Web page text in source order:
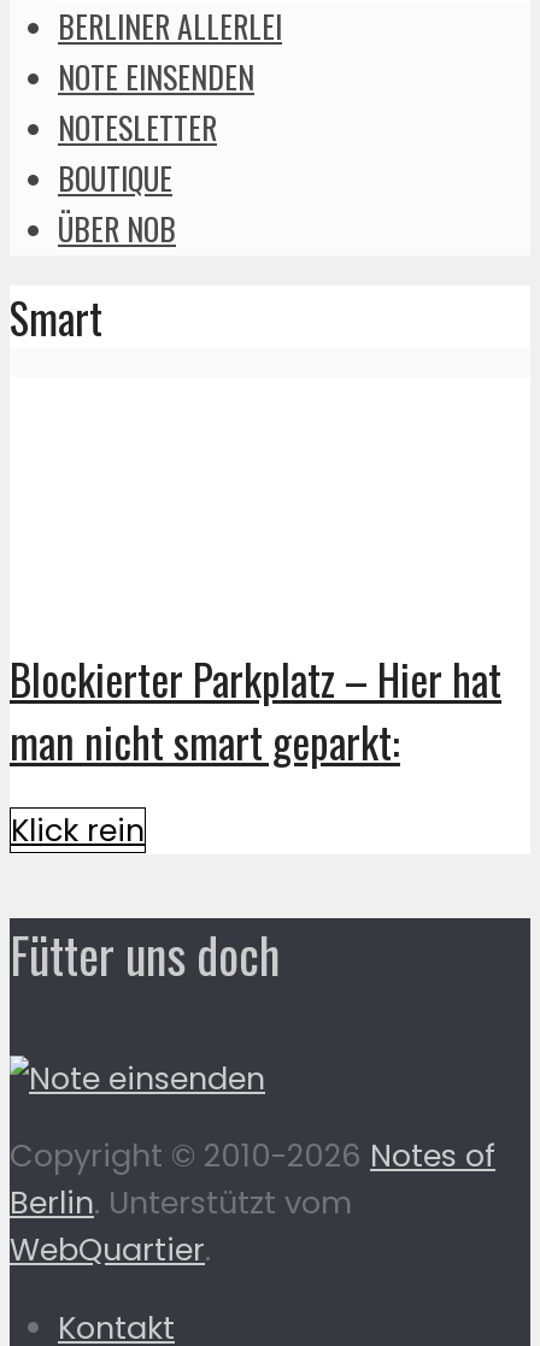
BERLINER ALLERLEI
NOTE EINSENDEN
NOTESLETTER
BOUTIQUE
ÜBER NOB
Smart
Blockierter Parkplatz – Hier hat
man nicht smart geparkt:
Klick rein
Fütter uns doch
Copyright © 2010-2026 Notes of
Berlin. Unterstützt vom
WebQuartier.
Kontakt